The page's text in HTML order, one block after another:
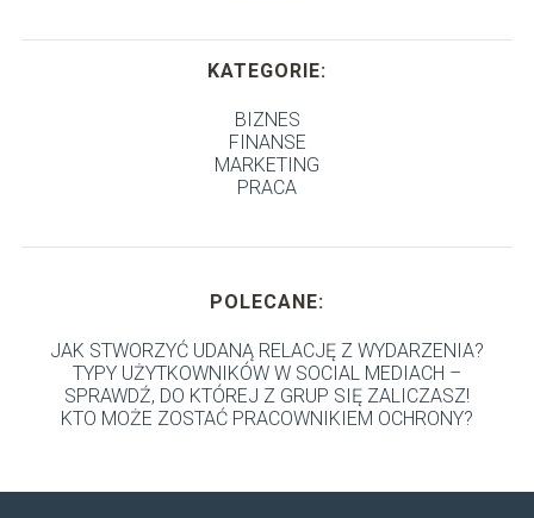
KATEGORIE:
BIZNES
FINANSE
MARKETING
PRACA
POLECANE:
JAK STWORZYĆ UDANĄ RELACJĘ Z WYDARZENIA?
TYPY UŻYTKOWNIKÓW W SOCIAL MEDIACH –
SPRAWDŹ, DO KTÓREJ Z GRUP SIĘ ZALICZASZ!
KTO MOŻE ZOSTAĆ PRACOWNIKIEM OCHRONY?